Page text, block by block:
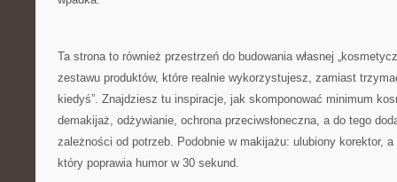
Ta strona to również przestrzeń do budowania własnej
zestawu produktów, które realnie wykorzystujesz, zamiast
kiedyś”. Znajdziesz tu inspiracje, jak skomponować minimum
demakijaż, odżywianie, ochrona przeciwsłoneczna, a do tego
zależności od potrzeb. Podobnie w makijażu: ulubiony korektor,
który poprawia humor w 30 sekund.